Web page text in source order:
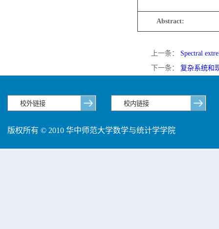
Abstract:
上一条： Spectral
下一条： 复杂系统和
版权所有 © 2010 华中师范大学数学与统计学学院